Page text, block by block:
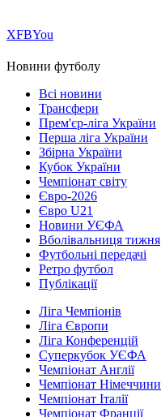
ХFBYou
Новини футболу
Всі новини
Трансфери
Прем'єр-ліга України
Перша ліга України
Збірна України
Кубок України
Чемпіонат світу
Євро-2026
Євро U21
Новини УЄФА
Вболівальниця тижня
Футбольні передачі
Ретро футбол
Публікації
Ліга Чемпіонів
Ліга Європи
Ліга Конференцій
Суперкубок УЄФА
Чемпіонат Англії
Чемпіонат Німеччини
Чемпіонат Італії
Чемпіонат Франції